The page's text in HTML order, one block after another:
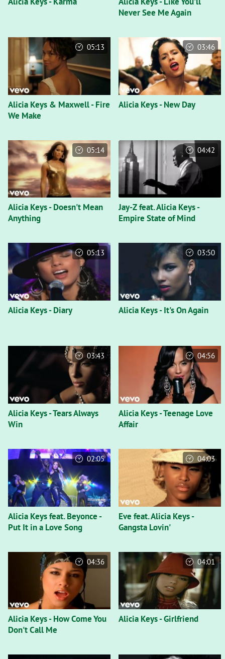
Never See Me Again
Alicia Keys & Maxwell - Fire
We Make
05:13
Alicia Keys - New Day
03:46
Alicia Keys - Doesn't Mean
Anything
05:14
Jay-Z feat. Alicia Keys -
Empire State of Mind
04:42
Alicia Keys - Diary
05:13
Alicia Keys - It's On Again
03:50
Alicia Keys - Tears Always
Win
03:43
Alicia Keys - Teenage Love
Affair
04:56
Alicia Keys feat. Beyonce -
Put It in a Love Song
02:05
Eve feat. Alicia Keys -
Gangsta Lovin'
04:03
Alicia Keys - How Come You
Don't Call Me
04:36
Alicia Keys - Girlfriend
04:01